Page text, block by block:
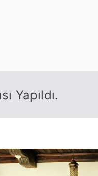
Yapıldı.